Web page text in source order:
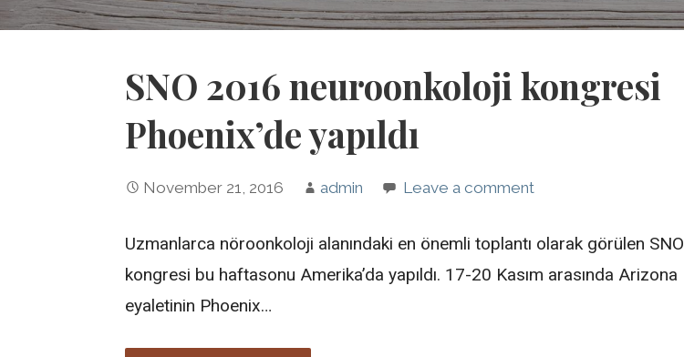
SNO 2016 neuroonkoloji kongresi
Phoenix’de yapıldı
November 21, 2016 admin Leave a comment
Uzmanlarca nöroonkoloji alanındaki en önemli toplantı olarak görülen SNO
kongresi bu haftasonu Amerika’da yapıldı. 17-20 Kasım arasında Arizona
eyaletinin Phoenix…